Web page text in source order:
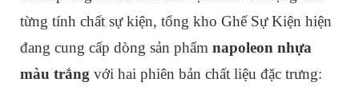
từng tính chất sự kiện, tổng kho Ghế Sự Kiện hiện
đang cung cấp dòng sản phẩm napoleon nhựa
màu trắng với hai phiên bản chất liệu đặc trưng: